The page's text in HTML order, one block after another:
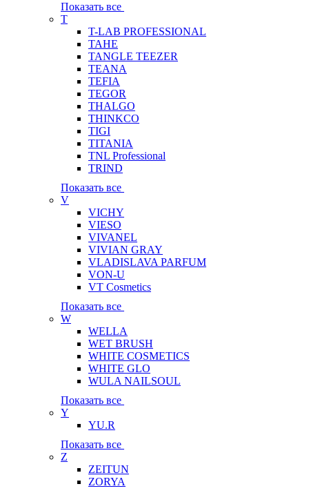
Показать все
T
T-LAB PROFESSIONAL
TAHE
TANGLE TEEZER
TEANA
TEFIA
TEGOR
THALGO
THINKCO
TIGI
TITANIA
TNL Professional
TRIND
Показать все
V
VICHY
VIESO
VIVANEL
VIVIAN GRAY
VLADISLAVA PARFUM
VON-U
VT Cosmetics
Показать все
W
WELLA
WET BRUSH
WHITE COSMETICS
WHITE GLO
WULA NAILSOUL
Показать все
Y
YU.R
Показать все
Z
ZEITUN
ZORYA